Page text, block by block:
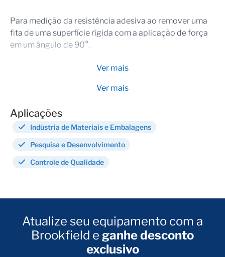
Para medição da resistência adesiva ao remover uma
fita de uma superfície rígida com a aplicação de força
em um ângulo de 90°.
Ver mais
Ver mais
Aplicações
Indústria de Materiais e Embalagens
Pesquisa e Desenvolvimento
Controle de Qualidade
Atualize seu equipamento com a
Brookfield e ganhe desconto
exclusivo